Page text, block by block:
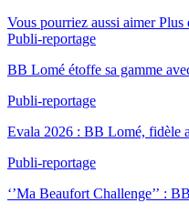
Vous pourriez aussi aimer Plus
Publi-reportage
BB Lomé étoffe sa gamme
Publi-reportage
Evala 2026 : BB Lomé, fidèle
Publi-reportage
‘’Ma Beaufort Challenge’’ :